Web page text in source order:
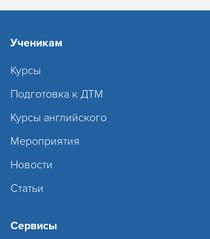
Ученикам
Курсы
Подготовка к ДТМ
Курсы английского
Мероприятия
Новости
Статьи
Сервисы